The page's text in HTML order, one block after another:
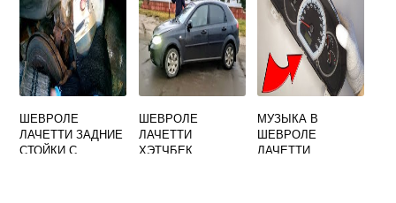
АРТИКУЛ
ШЕВРОЛЕ
ЛАЧЕТТИ ЗАДНИЕ
СТОЙКИ С
ШЕВРОЛЕ
ЛАЧЕТТИ
ХЭТЧБЕК
МУЗЫКА В
ШЕВРОЛЕ
ЛАЧЕТТИ